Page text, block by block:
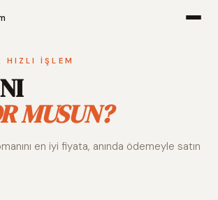
Alım
HIZLI İŞLEM
MUSUN?
en iyi fiyata, anında ödemeyle satın